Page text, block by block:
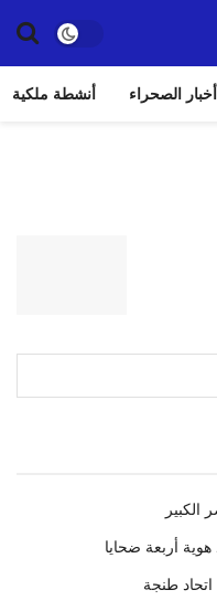
أخبار الصحراء أنشطة ملكية
اتحاد طنجة